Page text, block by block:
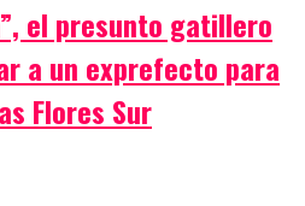
el presunto gatillero
a un exprefecto para
Flores Sur